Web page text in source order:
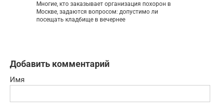
Многие, кто заказывает организация похорон в
Москве, задаются вопросом: допустимо ли
посещать кладбище в вечернее
Добавить комментарий
Имя